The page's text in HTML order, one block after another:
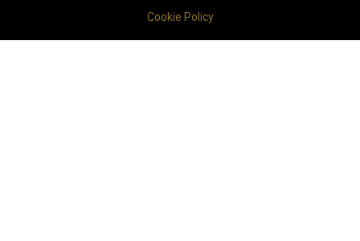
Cookie Policy